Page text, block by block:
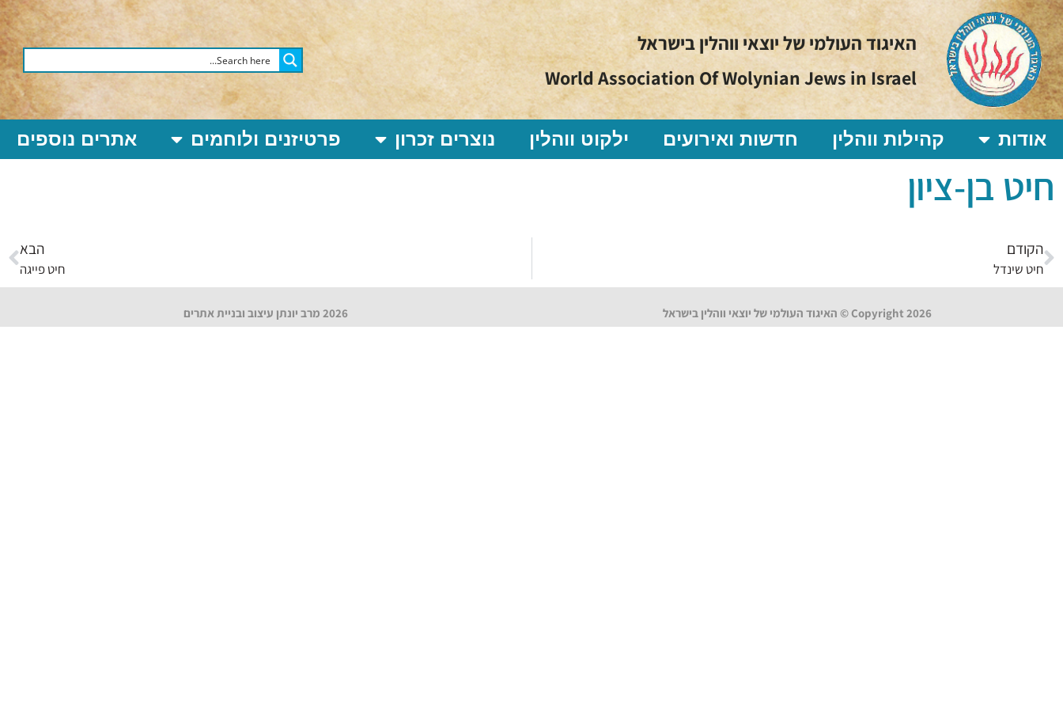
האיגוד העולמי של יוצאי ווהלין בישראל
World Association Of Wolynian Jews in Israel
אודות קהילות ווהלין חדשות ואירועים ילקוט ווהלין נוצרים זכרון פרטיזנים ולוחמים אתרים נוספים
חיט בן-ציון
הקודם
חיט שינדל
הבא
חיט פייגה
Copyright 2026 © האיגוד העולמי של יוצאי ווהלין בישראל 2026 מרב יונתן עיצוב ובניית אתרים